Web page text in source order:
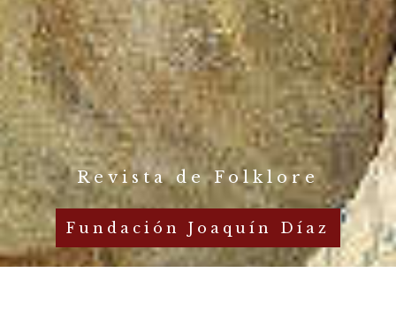
Revista de Folklore
Fundación Joaquín Díaz